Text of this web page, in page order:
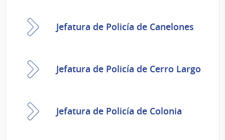
Jefatura de Policía de Canelones
Jefatura de Policía de Cerro Largo
Jefatura de Policía de Colonia